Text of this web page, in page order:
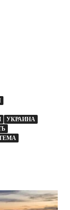
УКРАИНА